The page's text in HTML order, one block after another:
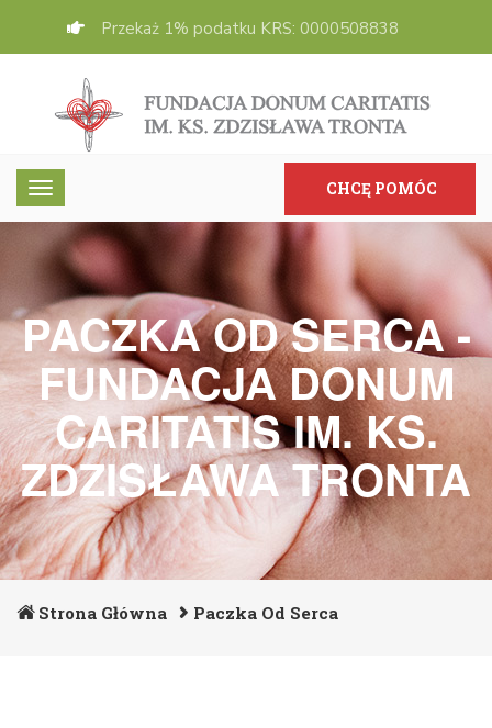
Przekaż 1% podatku KRS: 0000508838
CHCĘ POMÓC
PACZKA OD SERCA -
FUNDACJA DONUM
CARITATIS IM. KS.
ZDZISŁAWA TRONTA
Strona Główna Paczka Od Serca